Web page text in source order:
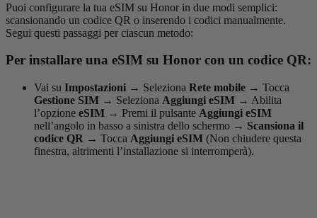
Puoi configurare la tua eSIM su Honor in due modi semplici:
scansionando un codice QR o inserendo i codici manualmente.
Segui questi passaggi per ciascun metodo:
Per installare una eSIM su Honor con un codice QR:
Vai su Impostazioni → Seleziona Rete mobile → Tocca
Gestione SIM → Seleziona Aggiungi eSIM → Abilita
l’opzione eSIM → Premi il pulsante Aggiungi eSIM
nell’angolo in basso a sinistra dello schermo → Scansiona il
codice QR → Tocca Aggiungi eSIM (Non chiudere questa
finestra, altrimenti l’installazione si interromperà).